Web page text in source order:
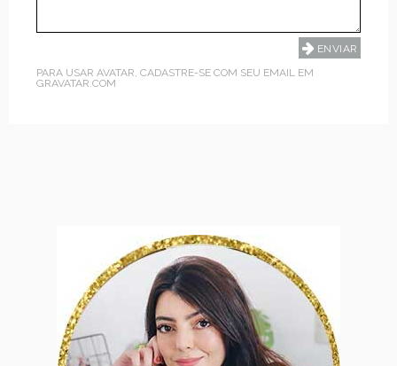
PARA USAR AVATAR, CADASTRE-SE COM SEU EMAIL EM
GRAVATAR.COM